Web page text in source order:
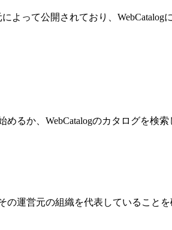
よって公開されており、WebCatalog
めるか、WebCatalogのカタログを検索
の運営元の組織を代表していることを